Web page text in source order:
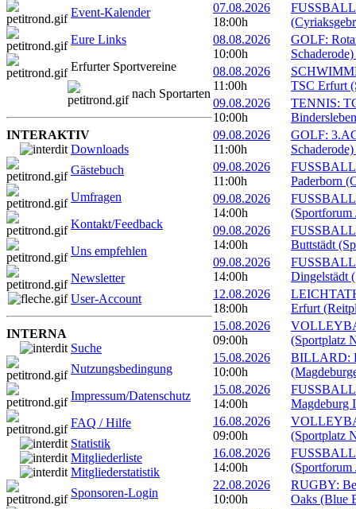
Event-Kalender
Eure Links
Erfurter Sportvereine
nach Sportarten
INTERAKTIV
Downloads
Gästebuch
Umfragen
Kontakt/Feedback
Uns empfehlen
Newsletter
User-Account
INTERNA
Suche
Nutzungsbedingung
Impressum/Datenschutz
FAQ / Hilfe
Statistik
Mitgliederliste
Mitgliederstatistik
Sponsoren-Login
07.08.2026
18:00h
08.08.2026
10:00h
GOLF:
08.08.2026
11:00h
TSC Erfurt
09.08.2026
10:00h
TENNIS:
09.08.2026
11:00h
GOLF:
09.08.2026
11:00h
Paderborn
09.08.2026
14:00h
(Sportforum
09.08.2026
14:00h
Buttstädt
09.08.2026
14:00h
Dingelstädt
12.08.2026
18:00h
Erfurt
15.08.2026
09:00h
(Sportplatz
15.08.2026
10:00h
BILLARD:
15.08.2026
14:00h
Magdeburg
16.08.2026
09:00h
(Sportplatz
16.08.2026
14:00h
(Sportforum
22.08.2026
10:00h
RUGBY:
Oaks (Blue